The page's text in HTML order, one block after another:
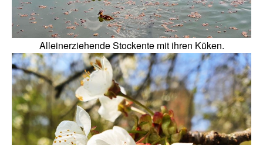
Alleinerziehende Stockente mit ihren Küken.